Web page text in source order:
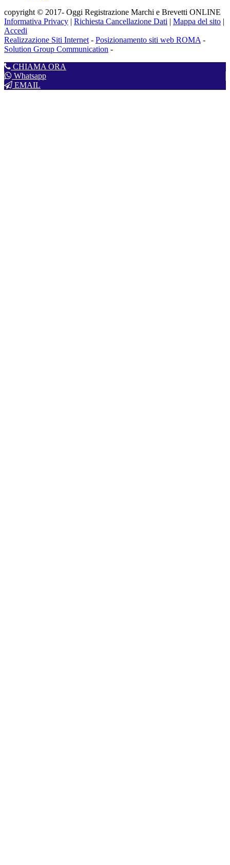
copyright © 2017- Oggi Registrazione Marchi e Brevetti ONLINE
Informativa Privacy | Richiesta Cancellazione Dati | Mappa del sito |
Accedi
Realizzazione Siti Internet - Posizionamento siti web ROMA -
Solution Group Communication -
CHIAMA ORA
Whatsapp
EMAIL